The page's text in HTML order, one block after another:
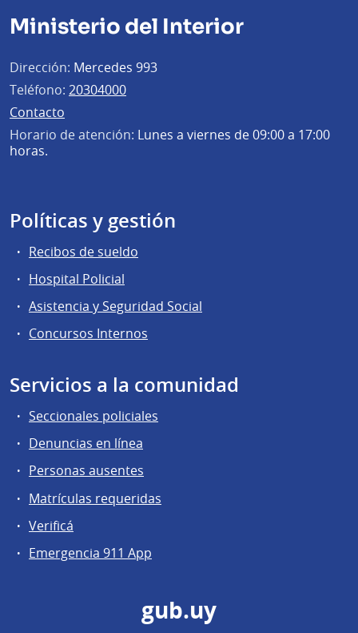
Ministerio del Interior
Dirección: Mercedes 993
Teléfono: 20304000
Contacto
Horario de atención: Lunes a viernes de 09:00 a 17:00
horas.
Políticas y gestión
Recibos de sueldo
Hospital Policial
Asistencia y Seguridad Social
Concursos Internos
Servicios a la comunidad
Seccionales policiales
Denuncias en línea
Personas ausentes
Matrículas requeridas
Verificá
Emergencia 911 App
gub.uy